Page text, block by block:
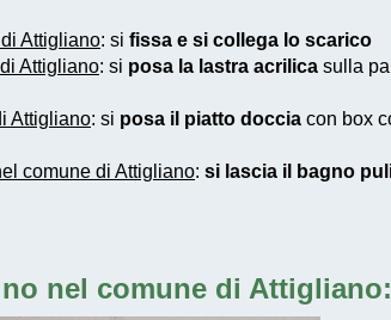
Attigliano: si fissa e si collega lo scarico
Attigliano: si posa la lastra acrilica sulla
Attigliano: si posa il piatto doccia con box
comune di Attigliano: si lascia il bagno
nel comune di Attigliano